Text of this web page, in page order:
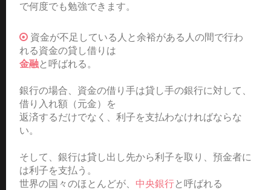
で何度でも勉強できます。
資金が不足している人と余裕がある人の間で行わ
れる資金の貸し借りは
金融と呼ばれる。
銀行の場合、資金の借り手は貸し手の銀行に対して、
借り入れ額（元金）を
返済するだけでなく、利子を支払わなければならな
い。
そして、銀行は貸し出し先から利子を取り、預金者に
は利子を支払う。
世界の国々のほとんどが、 中央銀行と呼ばれる